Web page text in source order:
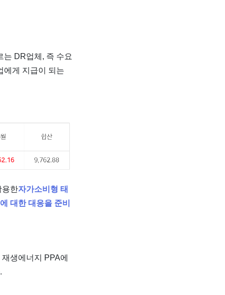
는 DR업체, 즉 수요
에게 지급이 되는
용한자가소비형 태
대한 대응을 준비
생에너지 PPA에